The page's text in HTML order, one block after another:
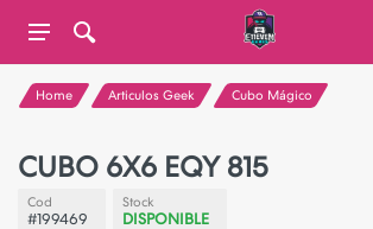
Home Articulos Geek Cubo Mágico
CUBO 6X6 EQY 815
Cod
#199469
Stock
DISPONIBLE